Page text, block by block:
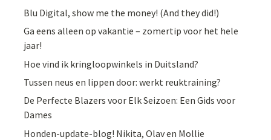
Blu Digital, show me the money! (And they did!)
Ga eens alleen op vakantie – zomertip voor het hele
jaar!
Hoe vind ik kringloopwinkels in Duitsland?
Tussen neus en lippen door: werkt reuktraining?
De Perfecte Blazers voor Elk Seizoen: Een Gids voor
Dames
Honden-update-blog! Nikita, Olav en Mollie